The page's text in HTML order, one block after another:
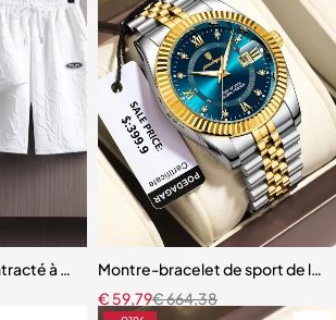
à manches courtes pour hommes, t-
Montre-bracelet de sport de
€664,38
€ 59,79